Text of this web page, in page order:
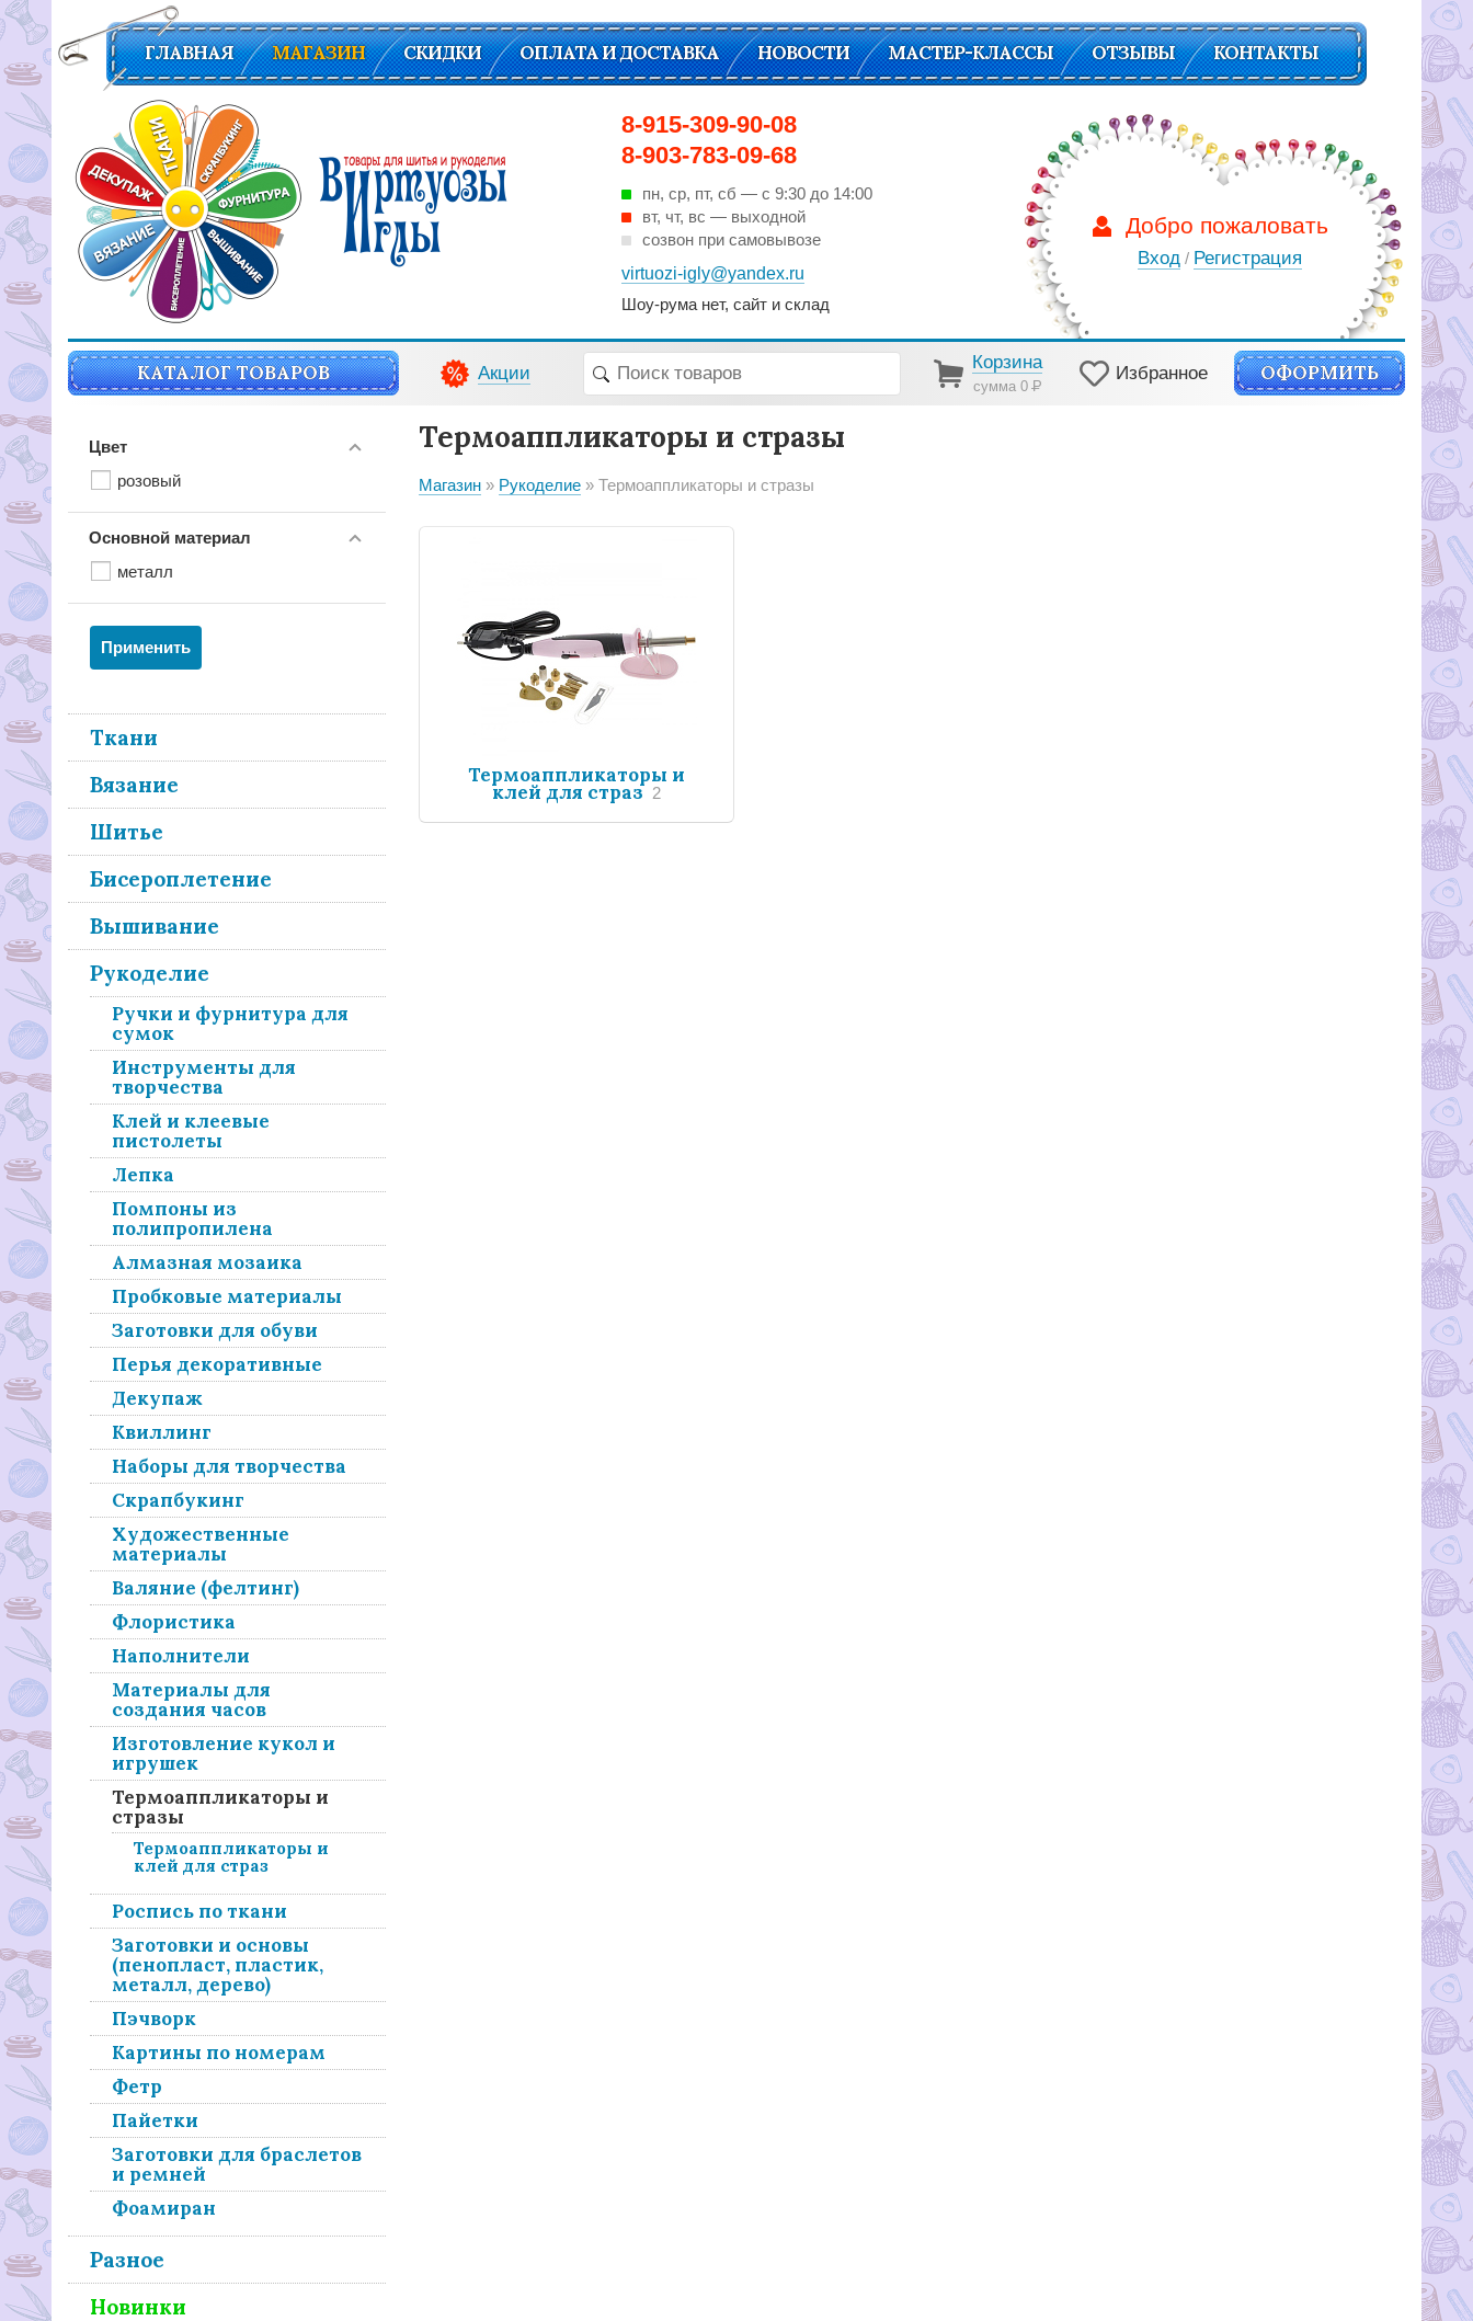
8-915-309-90-08
8-903-783-09-68
пн, ср, пт, cб — с 9:30 до 14:00
вт, чт, вс — выходной
созвон при самовывозе
virtuozi-igly@yandex.ru
Шоу-рума нет, сайт и склад
ГЛАВНАЯ МАГАЗИН СКИДКИ ОПЛАТА И ДОСТАВКА НОВОСТИ МАСТЕР-КЛАССЫ ОТЗЫВЫ КОНТАКТЫ
Добро пожаловать
Вход / Регистрация
КАТАЛОГ ТОВАРОВ Акции
Корзина
сумма 0Р
Избранное ОФОРМИТЬ
Цвет
розовый
Основной материал
металл
Ткани
Вязание
Шитье
Бисероплетение
Вышивание
Рукоделие
Ручки и фурнитура для
сумок
Инструменты для
творчества
Клей и клеевые
пистолеты
Лепка
Помпоны из
полипропилена
Алмазная мозаика
Пробковые материалы
Заготовки для обуви
Перья декоративные
Декупаж
Квиллинг
Наборы для творчества
Скрапбукинг
Художественные
материалы
Валяние (фелтинг)
Флористика
Наполнители
Материалы для
создания часов
Изготовление кукол и
игрушек
Термоаппликаторы и
стразы
Термоаппликаторы и
клей для страз
Роспись по ткани
Заготовки и основы
(пенопласт, пластик,
металл, дерево)
Пэчворк
Картины по номерам
Фетр
Пайетки
Заготовки для браслетов
и ремней
Фоамиран
Разное
Новинки
Термоаппликаторы и стразы
Магазин Рукоделие Термоаппликаторы и стразы
Термоаппликаторы и
клей для страз 2